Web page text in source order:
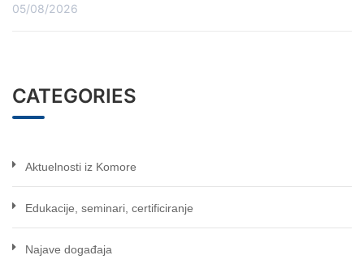
05/08/2026
CATEGORIES
Aktuelnosti iz Komore
Edukacije, seminari, certificiranje
Najave događaja